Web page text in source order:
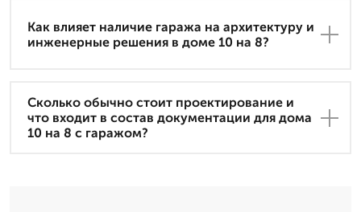
Как влияет наличие гаража на архитектуру и
инженерные решения в доме 10 на 8?
Сколько обычно стоит проектирование и
что входит в состав документации для дома
10 на 8 с гаражом?